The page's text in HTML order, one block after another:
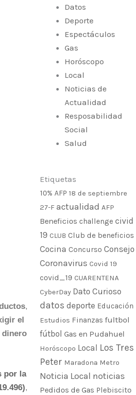
,
el
dinero
por la
,
Datos
Deporte
Espectáculos
Gas
Horóscopo
Local
Noticias de
Actualidad
Resposabilidad
Social
Salud
Etiquetas
10% AFP 18 de septiembre
27-F actualidad AFP
Beneficios challenge civid
19 CLUB Club de beneficios
Cocina Concurso Consejo
Coronavirus Covid 19
covid_19 CUARENTENA
CyberDay Dato Curioso
datos deporte Educación
Estudios Finanzas fultbol
fútbol Gas en Pudahuel
Horóscopo Local Los Tres
Peter Maradona Metro
Noticia Local noticias
Pedidos de Gas Plebiscito